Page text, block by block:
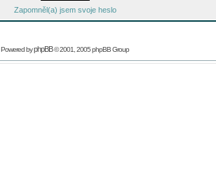
Zapomněl(a) jsem svoje heslo
Powered byphpBB© 2001, 2005 phpBB Group